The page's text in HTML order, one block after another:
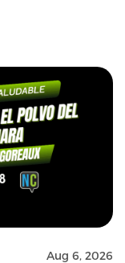
Aug 6, 2026